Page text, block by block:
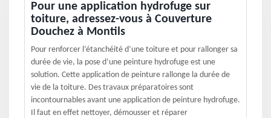
Pour une application hydrofuge sur
toiture, adressez-vous à Couverture
Douchez à Montils
Pour renforcer l’étanchéité d’une toiture et pour rallonger sa
durée de vie, la pose d’une peinture hydrofuge est une
solution. Cette application de peinture rallonge la durée de
vie de la toiture. Des travaux préparatoires sont
incontournables avant une application de peinture hydrofuge.
Il faut en effet nettoyer, démousser et réparer